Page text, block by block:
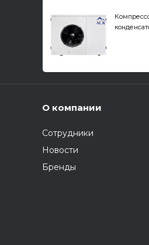
О компании
Сотрудники
Новости
Бренды